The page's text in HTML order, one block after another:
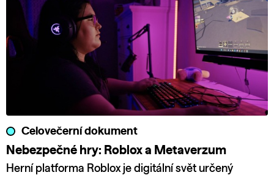
Celovečerní dokument
Nebezpečné hry: Roblox a Metaverzum
Herní platforma Roblox je digitální svět určený